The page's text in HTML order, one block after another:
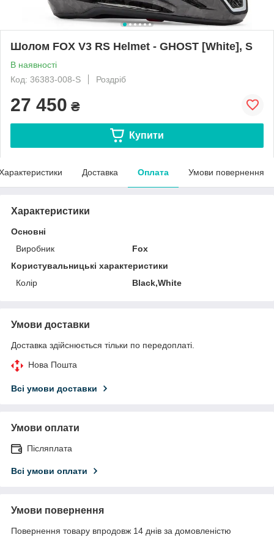
Шолом FOX V3 RS Helmet - GHOST [White], S
В наявності
Код: 36383-008-S
Роздріб
27 450 ₴
Купити
Доставка Оплата Умови повернення
Характеристики
Основні
Виробник
Fox
Користувальницькі характеристики
Колір
Black,White
Умови доставки
Доставка здійснюється тільки по передоплаті.
Нова Пошта
Всі умови доставки
Умови оплати
Післяплата
Всі умови оплати
Умови повернення
Повернення товару впродовж 14 днів за домовленістю